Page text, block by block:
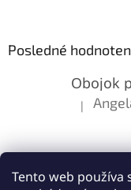
Tento web používa
Posledné
Obojok
|